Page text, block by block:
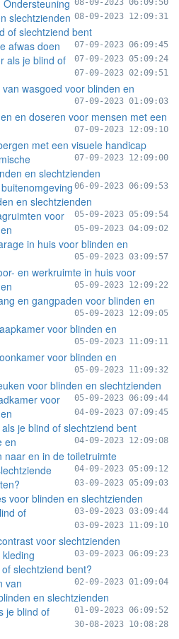
08-09-2023 06:09:50
slechtzienden 08-09-2023 12:09:31
of slechtziend bent
07-09-2023 06:09:45
afwas doen
07-09-2023 05:09:24
als je blind of
07-09-2023 02:09:51
wasgoed voor blinden en
07-09-2023 01:09:03
en doseren voor mensen met een
07-09-2023 12:09:10
met een visuele handicap
07-09-2023 12:09:00
en slechtzienden
06-09-2023 06:09:53
en slechtzienden
05-09-2023 05:09:54
voor
05-09-2023 04:09:02
in huis voor blinden en
05-09-2023 03:09:57
en werkruimte in huis voor
05-09-2023 12:09:22
en gangpaden voor blinden en
05-09-2023 12:09:05
voor blinden en
05-09-2023 11:09:11
voor blinden en
05-09-2023 11:09:32
voor blinden en slechtzienden
05-09-2023 06:09:44
voor
04-09-2023 07:09:45
je blind of slechtziend bent
04-09-2023 12:09:08
en
naar en in de toiletruimte
04-09-2023 05:09:12
03-09-2023 05:09:03
voor blinden en slechtzienden
03-09-2023 03:09:44
of
03-09-2023 11:09:10
voor slechtzienden
03-09-2023 06:09:23
slechtziend bent?
02-09-2023 01:09:04
van
en slechtzienden
01-09-2023 06:09:52
je blind of
30-08-2023 10:08:28